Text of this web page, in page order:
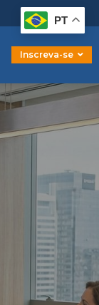
Inscreva-se
Graduação
Pós-Graduação
Mestrado
Doutorado
PT